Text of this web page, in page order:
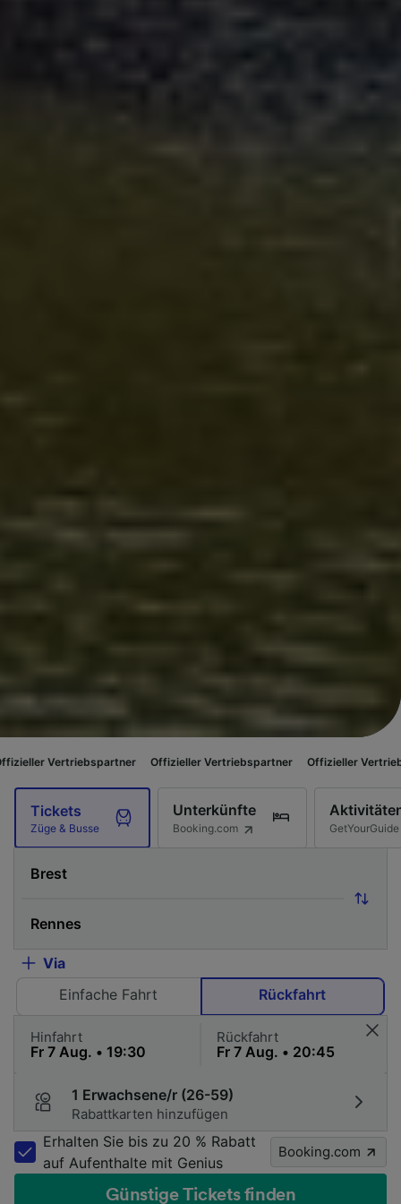
Offizieller Vertriebspartner Offizieller Vertriebspartner
Tickets
Züge & Busse
Unterkünfte
Booking.com GetYourGuide
Via
Einfache Fahrt
Rückfahrt
Hinfahrt Rückfahrt
1 Erwachsene/r (26-59)
Rabattkarten hinzufügen
Erhalten Sie bis zu 20 % Rabatt
auf Aufenthalte mit Genius
Booking.com
Günstige Tickets finden